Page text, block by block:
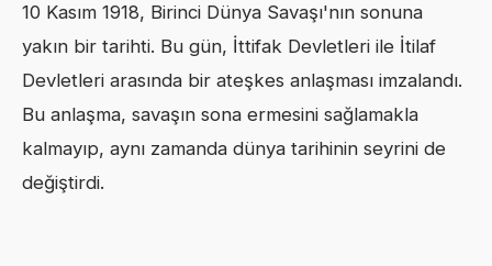
10 Kasım 1918, Birinci Dünya Savaşı'nın sonuna
yakın bir tarihti. Bu gün, İttifak Devletleri ile İtilaf
Devletleri arasında bir ateşkes anlaşması imzalandı.
Bu anlaşma, savaşın sona ermesini sağlamakla
kalmayıp, aynı zamanda dünya tarihinin seyrini de
değiştirdi.